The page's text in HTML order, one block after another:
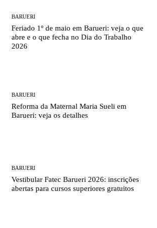
BARUERI
Feriado 1º de maio em Barueri: veja o que
abre e o que fecha no Dia do Trabalho
2026
BARUERI
Reforma da Maternal Maria Sueli em
Barueri: veja os detalhes
BARUERI
Vestibular Fatec Barueri 2026: inscrições
abertas para cursos superiores gratuitos